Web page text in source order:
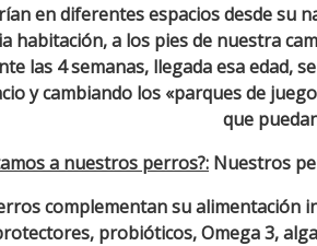
en diferentes espacios desde su
habitación, a los pies de nuestra
las 4 semanas, llegada esa edad,
y cambiando los «parques de
que
a nuestros perros?: Nuestros
complementan su alimentación
probióticos, Omega 3,